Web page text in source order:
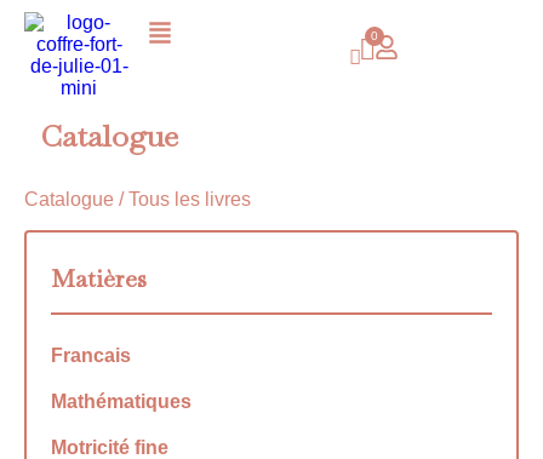
Catalogue
Catalogue / Tous les livres
Matières
Francais
Mathématiques
Motricité fine